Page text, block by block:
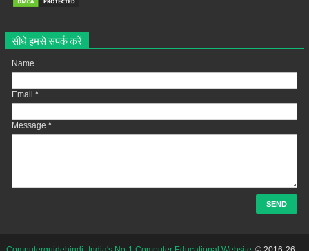
सीधे हमसे संपर्क करें
Name
Email *
Message *